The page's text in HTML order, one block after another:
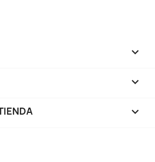


keyboard_arrow_down